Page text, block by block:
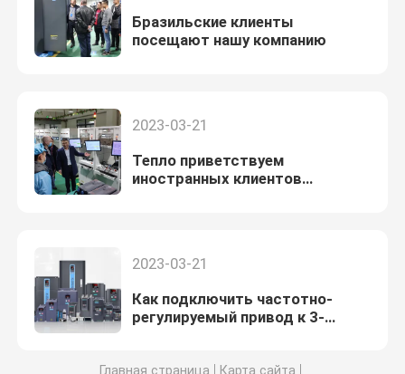
Бразильские клиенты
посещают нашу компанию
2023-03-21
Тепло приветствуем
иностранных клиентов
2023-03-21
Как подключить частотно-
регулируемый привод к 3-
Главная страница Карта сайта